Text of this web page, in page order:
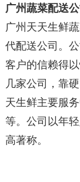
广州蔬菜配送
广州天天生鲜
代配送公司。
客户的信赖得
几家公司，靠
天生鲜主要服
等。公司以年
高著称。